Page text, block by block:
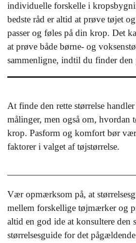
individuelle forskelle i
bedste råd er altid at prøve tøjet
passer og føles på din krop. Det
at prøve både børne- og
sammenligne, indtil du finder den
At finde den rette størrelse
målinger, men også om, hvordan
krop. Pasform og komfort bør
faktorer i valget af tøjstørrelse.
Vær opmærksom på, at
mellem forskellige tøjmærker og
altid en god ide at konsultere den
størrelsesguide for det